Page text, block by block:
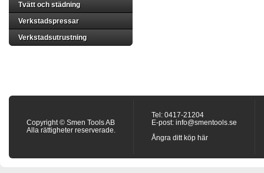
Tvätt och städning
Verkstadspressar
Verkstadsutrustning
Copyright © Smen Tools AB
Alla rättigheter reserverade.
Tel: 0417-21204
E-post: info@smentools.se
Ångra ditt köp här